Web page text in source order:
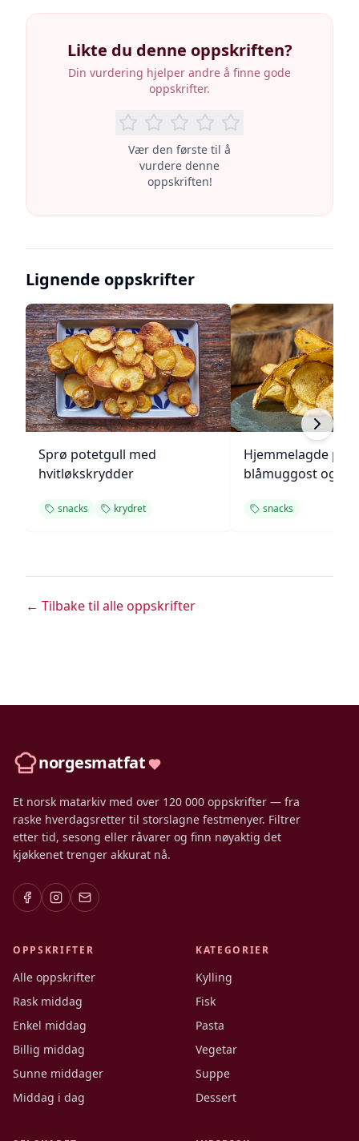
Likte du denne oppskriften?
Din vurdering hjelper andre å finne gode
oppskrifter.
Vær den første til å
vurdere denne
oppskriften!
Lignende oppskrifter
Sprø potetgull med
hvitløkskrydder
snacks krydret
Hjemmelagde
blåmuggost og
snacks
← Tilbake til alle oppskrifter
norgesmatfat
Et norsk matarkiv med over 120 000 oppskrifter — fra
raske hverdagsretter til storslagne festmenyer. Filtrer
etter tid, sesong eller råvarer og finn nøyaktig det
kjøkkenet trenger akkurat nå.
OPPSKRIFTER
Alle oppskrifter
Rask middag
Enkel middag
Billig middag
Sunne middager
Middag i dag
KATEGORIER
Kylling
Fisk
Pasta
Vegetar
Suppe
Dessert